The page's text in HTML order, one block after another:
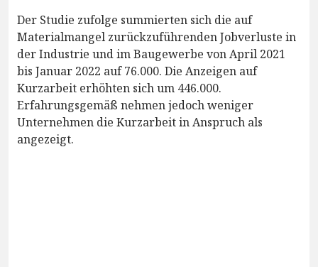
Der Studie zufolge summierten sich die auf
Materialmangel zurückzuführenden Jobverluste in
der Industrie und im Baugewerbe von April 2021
bis Januar 2022 auf 76.000. Die Anzeigen auf
Kurzarbeit erhöhten sich um 446.000.
Erfahrungsgemäß nehmen jedoch weniger
Unternehmen die Kurzarbeit in Anspruch als
angezeigt.